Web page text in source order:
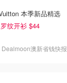
本季新品精选
纹开衫 $44
Dealmoon澳新省钱快报